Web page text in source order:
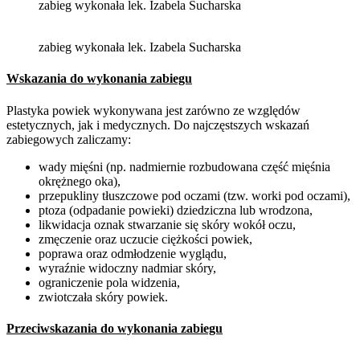
zabieg wykonała lek. Izabela Sucharska
zabieg wykonała lek. Izabela Sucharska
Wskazania do wykonania zabiegu
Plastyka powiek wykonywana jest zarówno ze względów
estetycznych, jak i medycznych. Do najczęstszych wskazań
zabiegowych zaliczamy:
wady mięśni (np. nadmiernie rozbudowana część mięśnia
okrężnego oka),
przepukliny tłuszczowe pod oczami (tzw. worki pod oczami),
ptoza (odpadanie powieki) dziedziczna lub wrodzona,
likwidacja oznak stwarzanie się skóry wokół oczu,
zmęczenie oraz uczucie ciężkości powiek,
poprawa oraz odmłodzenie wyglądu,
wyraźnie widoczny nadmiar skóry,
ograniczenie pola widzenia,
zwiotczała skóry powiek.
Przeciwskazania do wykonania zabiegu